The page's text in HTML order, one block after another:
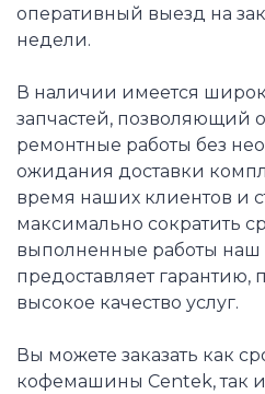
оперативный выезд на
недели.
В наличии имеется
запчастей, позволяющий
ремонтные работы без
ожидания доставки
время наших клиентов и
максимально сократить
выполненные работы
предоставляет
высокое качество услуг.
Вы можете заказать как
кофемашины Centek, так